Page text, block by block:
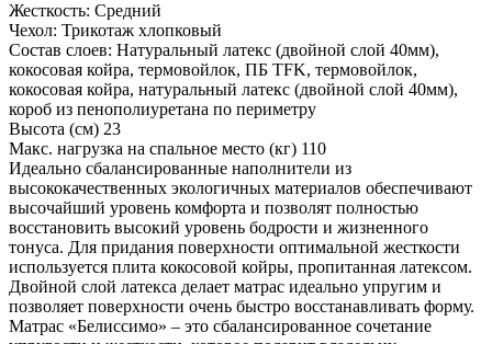
Жесткость: Средний
Чехол: Трикотаж хлопковый
Состав слоев: Натуральный латекс (двойной слой 40мм),
кокосовая койра, термовойлок, ПБ TFK, термовойлок,
кокосовая койра, натуральный латекс (двойной слой 40мм),
короб из пенополиуретана по периметру
Высота (см) 23
Макс. нагрузка на спальное место (кг) 110
Идеально сбалансированные наполнители из
высококачественных экологичных материалов обеспечивают
высочайший уровень комфорта и позволят полностью
восстановить высокий уровень бодрости и жизненного
тонуса. Для придания поверхности оптимальной жесткости
используется плита кокосовой койры, пропитанная латексом.
Двойной слой латекса делает матрас идеально упругим и
позволяет поверхности очень быстро восстанавливать форму.
Матрас «Белиссимо» – это сбалансированное сочетание